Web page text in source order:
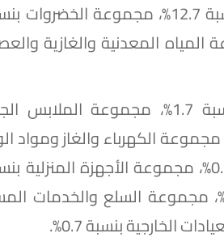
بنسبة 0.1%، مجموعة المياه المعدنية
صيانة وإصلاح المسكن بنسبة 0.8%، مجموعة الكهرباء
ومعدات المنازل والحدائق بنسبة 1.6%، مجموعة